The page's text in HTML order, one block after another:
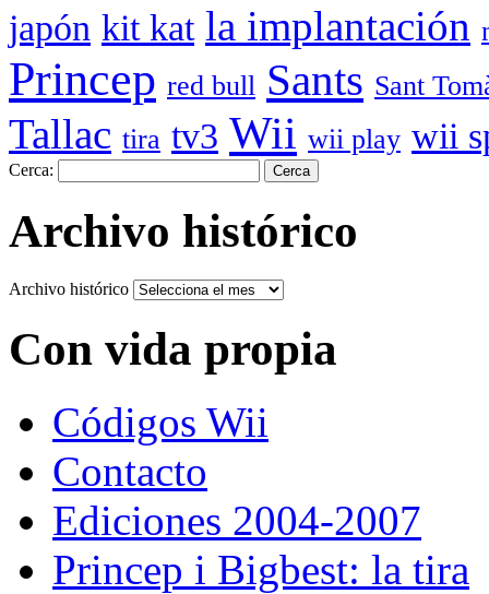
japón kit kat la implantación
Princep red bull Sants Sant
Tallac tira tv3 Wii wii play wii
Cerca:
Archivo histórico
Archivo histórico
Con vida propia
Códigos Wii
Contacto
Ediciones 2004-2007
Princep i Bigbest: la tira